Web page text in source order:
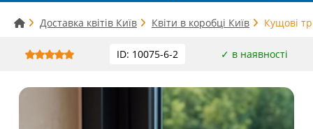
Доставка квітів Київ Квіти в коробці Київ Кущові
ID: 10075-6-2 ✓ в наявності